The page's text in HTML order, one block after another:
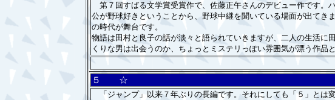
第７回すばる文学賞受賞作で、佐藤正午さんのデビュー作です。
公が野球好きということから、野球中継を聞いている場面が出て
の時代が舞台です。
物語は田村と良子の話が淡々と語られていきますが、二人の生活に
くりな男は出会うのか、ちょっとミステリっぽい雰囲気が漂う作品
５ ☆
「ジャンプ」以来７年ぶりの長編です。それにしても「５」とは